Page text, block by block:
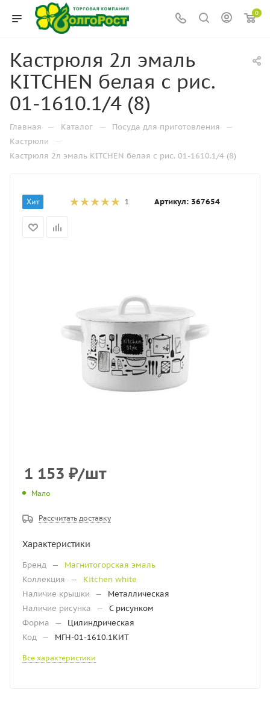
0
Кастрюля 2л эмаль
KITCHEN белая с рис.
01-1610.1/4 (8)
Главная — Каталог — Посуда для приготовления —
Кастрюли —
Кастрюля 2л эмаль KITCHEN белая с рис. 01-1610.1/4 (8)
Хит 1 Артикул: 367654
1 153 ₽/шт
Мало
Рассчитать доставку
Характеристики
Бренд —
Магнитогорская эмаль
Коллекция
—
Kitchen white
Наличие крышки
—
Металлическая
Наличие рисунка
—
С рисунком
Форма
—
Цилиндрическая
Код — МГН-01-1610.1КИТ
Все характеристики